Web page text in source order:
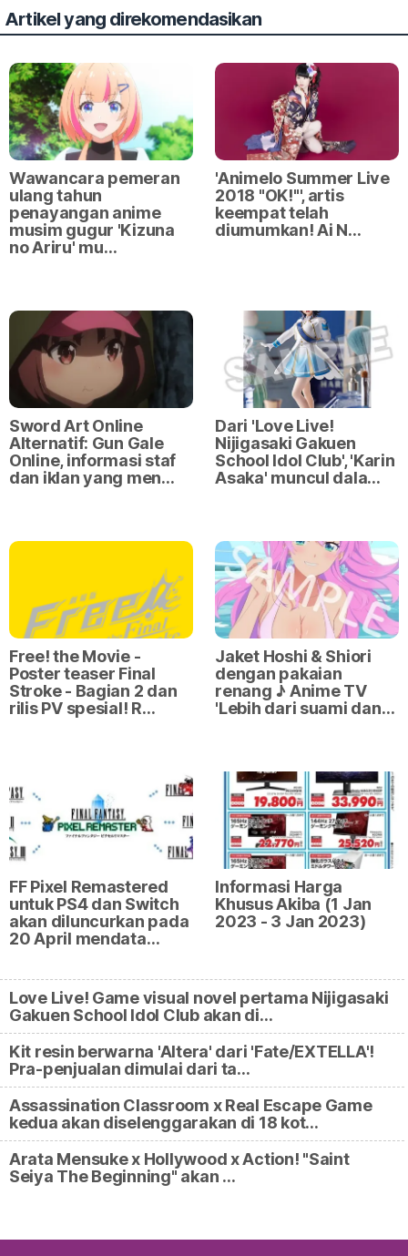
Artikel yang direkomendasikan
Wawancara pemeran
ulang tahun
penayangan anime
musim gugur 'Kizuna
no Ariru' mu…
'Animelo Summer Live
2018 "OK!"', artis
keempat telah
diumumkan! Ai N…
Sword Art Online
Alternatif: Gun Gale
Online, informasi staf
dan iklan yang men…
Dari 'Love Live!
Nijigasaki Gakuen
School Idol Club', 'Karin
Asaka' muncul dala…
Free! the Movie -
Poster teaser Final
Stroke - Bagian 2 dan
rilis PV spesial! R…
Jaket Hoshi & Shiori
dengan pakaian
renang ♪ Anime TV
'Lebih dari suami dan…
FF Pixel Remastered
untuk PS4 dan Switch
akan diluncurkan pada
20 April mendata…
Informasi Harga
Khusus Akiba (1 Jan
2023 - 3 Jan 2023)
Love Live! Game visual novel pertama Nijigasaki
Gakuen School Idol Club akan di…
Kit resin berwarna 'Altera' dari 'Fate/EXTELLA'!
Pra-penjualan dimulai dari ta…
Assassination Classroom x Real Escape Game
kedua akan diselenggarakan di 18 kot…
Arata Mensuke x Hollywood x Action! "Saint
Seiya The Beginning" akan …